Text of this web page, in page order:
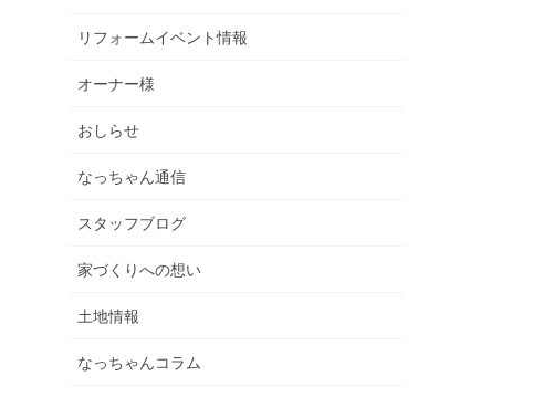
リフォームイベント情報
オーナー様
おしらせ
なっちゃん通信
スタッフブログ
家づくりへの想い
土地情報
なっちゃんコラム